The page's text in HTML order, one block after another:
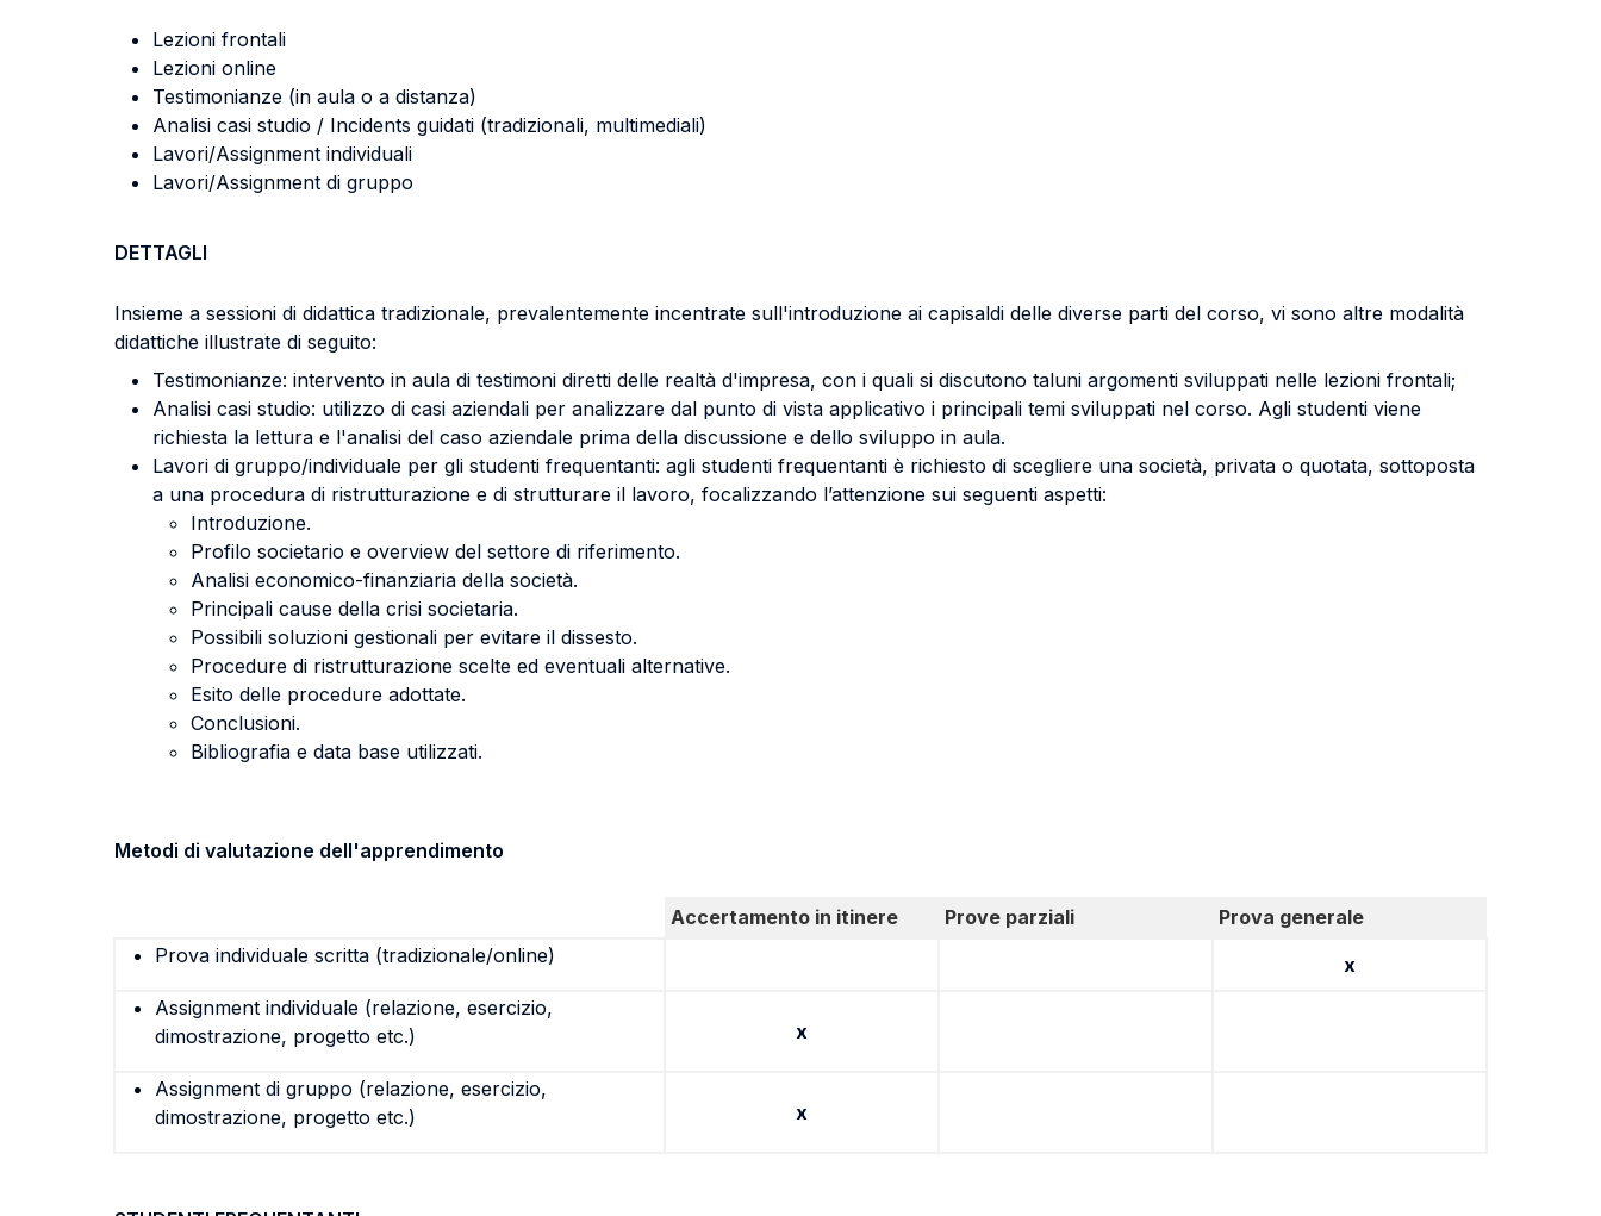
Lezioni frontali
Lezioni online
Testimonianze (in aula o a distanza)
Analisi casi studio / Incidents guidati (tradizionali, multimediali)
Lavori/Assignment individuali
Lavori/Assignment di gruppo
DETTAGLI
Insieme a sessioni di didattica tradizionale, prevalentemente incentrate sull'introduzione ai capisaldi delle diverse parti del corso, vi sono altre modalità
didattiche illustrate di seguito:
Testimonianze: intervento in aula di testimoni diretti delle realtà d'impresa, con i quali si discutono taluni argomenti sviluppati nelle lezioni frontali;
Analisi casi studio: utilizzo di casi aziendali per analizzare dal punto di vista applicativo i principali temi sviluppati nel corso. Agli studenti viene
richiesta la lettura e l'analisi del caso aziendale prima della discussione e dello sviluppo in aula.
Lavori di gruppo/individuale per gli studenti frequentanti: agli studenti frequentanti è richiesto di scegliere una società, privata o quotata, sottoposta
a una procedura di ristrutturazione e di strutturare il lavoro, focalizzando l’attenzione sui seguenti aspetti:
Introduzione.
Profilo societario e overview del settore di riferimento.
Analisi economico-finanziaria della società.
Principali cause della crisi societaria.
Possibili soluzioni gestionali per evitare il dissesto.
Procedure di ristrutturazione scelte ed eventuali alternative.
Esito delle procedure adottate.
Conclusioni.
Bibliografia e data base utilizzati.
Metodi di valutazione dell'apprendimento
Accertamento in itinere Prove parziali
Prova generale
Prova individuale scritta (tradizionale/online)
x
Assignment individuale (relazione, esercizio,
dimostrazione, progetto etc.)
x
Assignment di gruppo (relazione, esercizio,
dimostrazione, progetto etc.)
x